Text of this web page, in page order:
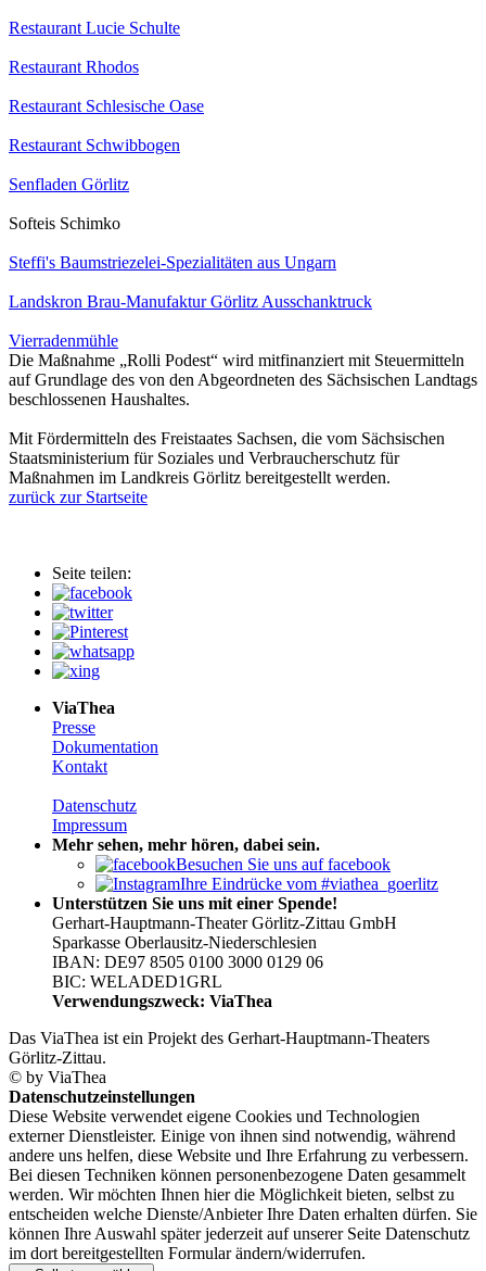
Restaurant Lucie Schulte
Restaurant Rhodos
Restaurant Schlesische Oase
Restaurant Schwibbogen
Senfladen Görlitz
Softeis Schimko
Steffi's Baumstriezelei-Spezialitäten aus Ungarn
Landskron Brau-Manufaktur Görlitz Ausschanktruck
Vierradenmühle
Die Maßnahme „Rolli Podest“ wird mitfinanziert mit Steuermitteln
auf Grundlage des von den Abgeordneten des Sächsischen Landtags
beschlossenen Haushaltes.
Mit Fördermitteln des Freistaates Sachsen, die vom Sächsischen
Staatsministerium für Soziales und Verbraucherschutz für
Maßnahmen im Landkreis Görlitz bereitgestellt werden.
zurück zur Startseite
Seite teilen:
ViaThea
Presse
Dokumentation
Kontakt
Datenschutz
Impressum
Mehr sehen, mehr hören, dabei sein.
Besuchen Sie uns auf facebook
Ihre Eindrücke vom #viathea_goerlitz
Unterstützen Sie uns mit einer Spende!
Gerhart-Hauptmann-Theater Görlitz-Zittau GmbH
Sparkasse Oberlausitz-Niederschlesien
IBAN: DE97 8505 0100 3000 0129 06
BIC: WELADED1GRL
Verwendungszweck: ViaThea
Das ViaThea ist ein Projekt des Gerhart-Hauptmann-Theaters
Görlitz-Zittau.
© by ViaThea
Datenschutzeinstellungen
Diese Website verwendet eigene Cookies und Technologien
externer Dienstleister. Einige von ihnen sind notwendig, während
andere uns helfen, diese Website und Ihre Erfahrung zu verbessern.
Bei diesen Techniken können personenbezogene Daten gesammelt
werden. Wir möchten Ihnen hier die Möglichkeit bieten, selbst zu
entscheiden welche Dienste/­­Anbieter Ihre Daten erhalten dürfen. Sie
können Ihre Auswahl später jederzeit auf unserer Seite Datenschutz
im dort bereitgestellten Formular ändern/­­widerrufen.